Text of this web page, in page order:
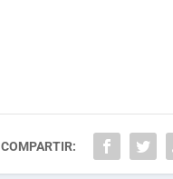
COMPARTIR: